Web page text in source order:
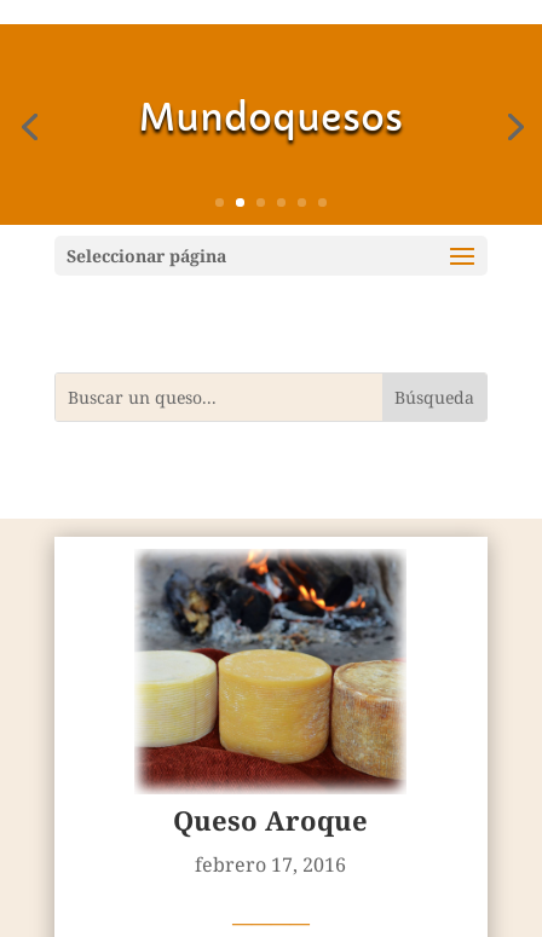
Mundoquesos
Seleccionar página
Queso Aroque
febrero 17, 2016
————